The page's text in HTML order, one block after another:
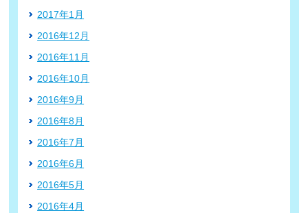
2017年1月
2016年12月
2016年11月
2016年10月
2016年9月
2016年8月
2016年7月
2016年6月
2016年5月
2016年4月